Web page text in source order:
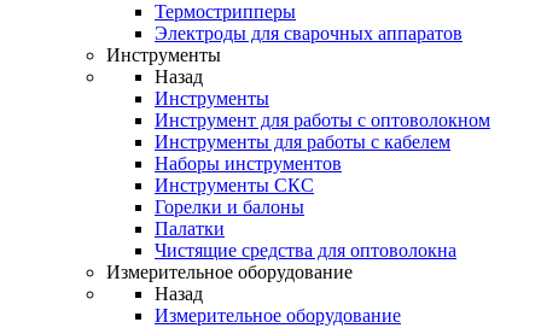
Термострипперы
Электроды для сварочных аппаратов
Инструменты
Назад
Инструменты
Инструмент для работы с оптоволокном
Инструменты для работы с кабелем
Наборы инструментов
Инструменты СКС
Горелки и балоны
Палатки
Чистящие средства для оптоволокна
Измерительное оборудование
Назад
Измерительное оборудование